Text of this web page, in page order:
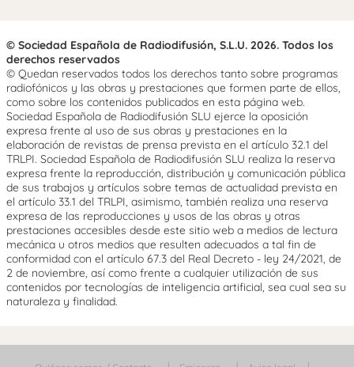
© Sociedad Española de Radiodifusión, S.L.U. 2026. Todos los
derechos reservados
© Quedan reservados todos los derechos tanto sobre programas
radiofónicos y las obras y prestaciones que formen parte de ellos,
como sobre los contenidos publicados en esta página web.
Sociedad Española de Radiodifusión SLU ejerce la oposición
expresa frente al uso de sus obras y prestaciones en la
elaboración de revistas de prensa prevista en el artículo 32.1 del
TRLPI. Sociedad Española de Radiodifusión SLU realiza la reserva
expresa frente la reproducción, distribución y comunicación pública
de sus trabajos y artículos sobre temas de actualidad prevista en
el artículo 33.1 del TRLPI, asimismo, también realiza una reserva
expresa de las reproducciones y usos de las obras y otras
prestaciones accesibles desde este sitio web a medios de lectura
mecánica u otros medios que resulten adecuados a tal fin de
conformidad con el artículo 67.3 del Real Decreto - ley 24/2021, de
2 de noviembre, así como frente a cualquier utilización de sus
contenidos por tecnologías de inteligencia artificial, sea cual sea su
naturaleza y finalidad.